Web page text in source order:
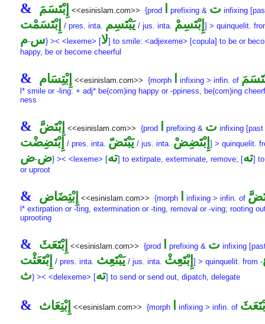
& إِبْتَسَمَ <<esinislam.com>> {prod prefixing & ت infixing
إِبْتَسَمْت / pres. inta. يَبْتَسِم / jus. inta. إِبْتَسِمْ ] > quinquelit.
س-م } >< <lexeme> [لا] to smile: <adjexeme> [copula] to be or
happy, be or become cheerful
& إِبْتِسَام <<esinislam.com>> {morph infixing > infin. of
l* smile or -ling: + adj* be(com)ing happy or -ppiness, be(com)ing
ness
& إِبْتَضَّ <<esinislam.com>> {prod prefixing & ت infixing [past
إِبْتَضِضْت / pres. inta. يَبْتَضّ / jus. inta. إِبْتَضِضْ ] > quinquelit.
ض-ض } >< <lexeme> [ته] to extirpate, exterminate, remove; [ته]
or uproot
& إِبْتِضَاض <<esinislam.com>> {morph infixing > infin. of
l* extirpation or -ting, extermination or -ting, removal or -ving; rooting
uprooting
& إِبْتَعَثَ <<esinislam.com>> {prod prefixing & ت infixing
إِبْتَعَثْت / pres. inta. يَبْتَعِث / jus. inta. إِبْتَعِثْ ] > quinquelit. from -
ث} >< <delexeme> [ته] to send or send out, dipatch, delegate
& إِبْتِعَاث <<esinislam.com>> {morph infixing > infin. of